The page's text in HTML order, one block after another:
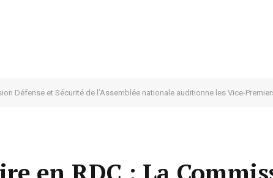
Défense et Sécurité de l’Assemblée nationale auditionne les Vice-